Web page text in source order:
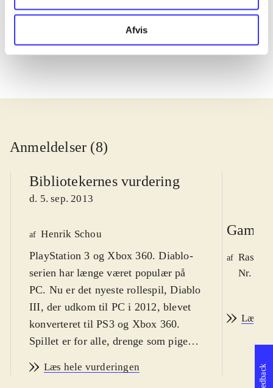
Afvis
Anmeldelser (8)
Bibliotekernes vurdering
d. 5. sep. 2013
af Henrik Schou
PlayStation 3 og Xbox 360. Diablo-
serien har længe været populær på
PC. Nu er det nyeste rollespil, Diablo
III, der udkom til PC i 2012, blevet
konverteret til PS3 og Xbox 360.
Spillet er for alle, drenge som piger,
PEGI 16.
Læs hele vurderingen
Game
af
Nr.
Læs
Feedback